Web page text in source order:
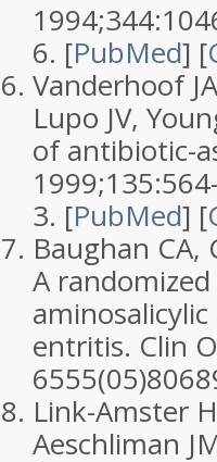
1994;344
6. [PubMed] [
Vanderhoof
Lupo JV,
of antibiotic-
1999;135
3. [PubMed] [
Baughan CA,
A
entritis. Clin
Link-Amster
Aeschliman